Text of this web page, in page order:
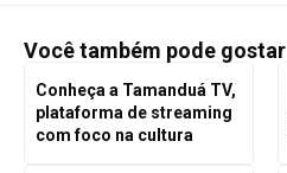
Você também pode gostar
Conheça a Tamanduá TV,
plataforma de streaming
com foco na cultura